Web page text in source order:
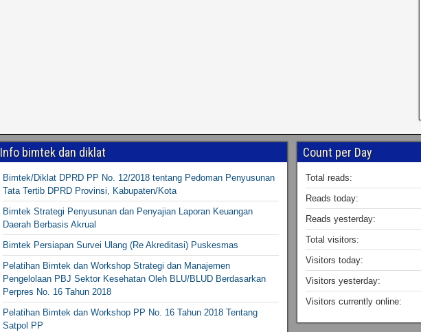
Info bimtek dan diklat
Bimtek/Diklat DPRD PP No. 12/2018 tentang Pedoman Penyusunan
Tata Tertib DPRD Provinsi, Kabupaten/Kota
Bimtek Strategi Penyusunan dan Penyajian Laporan Keuangan
Daerah Berbasis Akrual
Bimtek Persiapan Survei Ulang (Re Akreditasi) Puskesmas
Pelatihan Bimtek dan Workshop Strategi dan Manajemen
Pengelolaan PBJ Sektor Kesehatan Oleh BLU/BLUD Berdasarkan
Perpres No. 16 Tahun 2018
Pelatihan Bimtek dan Workshop PP No. 16 Tahun 2018 Tentang
Satpol PP
Count per Day
Total reads:
Reads today:
Reads yesterday:
Total visitors:
Visitors today:
Visitors yesterday:
Visitors currently online: